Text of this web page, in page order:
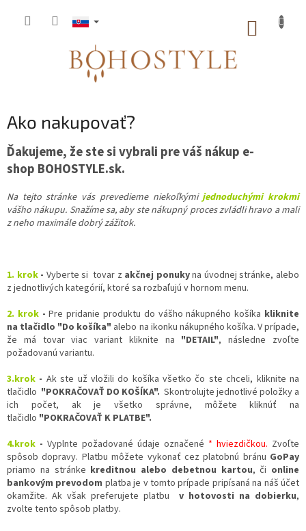
Ako nakupovať?
Ďakujeme, že ste si vybrali pre váš nákup e-
shop BOHOSTYLE.sk.
Na tejto stránke vás prevedieme niekoľkýmijednoduchými krokmi
vášho nákupu. Snažíme sa, aby ste nákupný proces zvládli hravo a mali
z neho maximále dobrý zážitok.
1. krok - Vyberte si tovar z akčnej ponukyna úvodnej stránke, alebo
z jednotlivých kategórií, ktoré sa rozbaľujú v hornom menu.
2. krok - Pre pridanie produktu do vášho nákupného košíka kliknite
na tlačidlo "Do košíka" alebo na ikonku nákupného košíka. V prípade,
že má tovar viac variant kliknite na "DETAIL", následne zvoľte
požadovanú variantu.
3.krok - Ak ste už vložili do košíka všetko čo ste chceli, kliknite na
tlačidlo "POKRAČOVAŤ DO KOŠÍKA". Skontrolujte jednotlivé položky a
ich počet, ak je všetko správne, môžete kliknúť na
tlačidlo "POKRAČOVAŤ K PLATBE".
4.krok - Vyplnte požadované údaje označené * hviezdičkou. Zvoľte
spôsob dopravy. Platbu môžete vykonať cez platobnú bránu GoPay
priamo na stránke kreditnou alebo debetnou kartou, či online
bankovým prevodom platba je v tomto prípade pripísaná na náš účet
okamžite. Ak však preferujete platbu v hotovosti na dobierku,
zvolte tento spôsob platby.